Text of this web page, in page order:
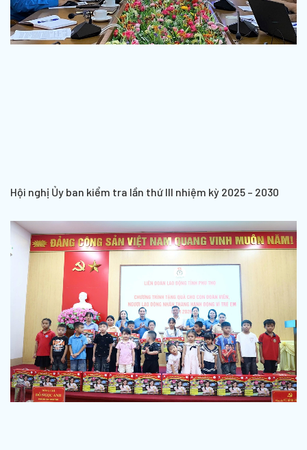
Hội nghị Ủy ban kiểm tra lần thứ III nhiệm kỳ 2025 – 2030